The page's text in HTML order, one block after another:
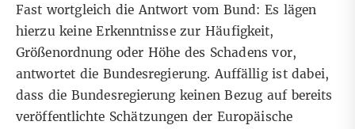
Fast wortgleich die Antwort vom Bund: Es lägen
hierzu keine Erkenntnisse zur Häufigkeit,
Größenordnung oder Höhe des Schadens vor,
antwortet die Bundesregierung. Auffällig ist dabei,
dass die Bundesregierung keinen Bezug auf bereits
veröffentlichte Schätzungen der Europäische